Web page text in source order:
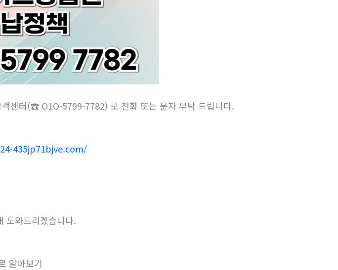
센터(☎ O1O-5799-7782) 로 전화 또는 문자 부탁 드립니다.
435jp71bjve.com/
도와드리겠습니다.
알아보기